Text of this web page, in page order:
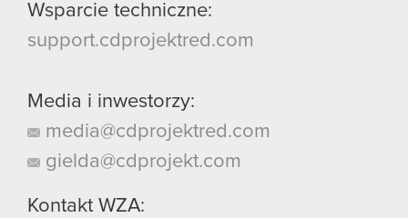
Wsparcie techniczne:
support.cdprojektred.com
Media i inwestorzy:
media@cdprojektred.com
gielda@cdprojekt.com
Kontakt WZA: